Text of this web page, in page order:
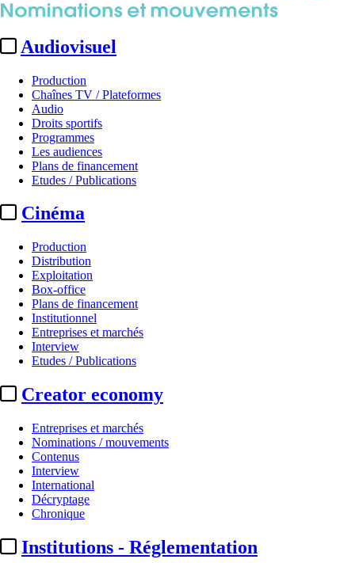
Audiovisuel
Production
Chaînes TV / Plateformes
Audio
Droits sportifs
Programmes
Les audiences
Plans de financement
Etudes / Publications
Cinéma
Production
Distribution
Exploitation
Box-office
Plans de financement
Institutionnel
Entreprises et marchés
Interview
Etudes / Publications
Creator economy
Entreprises et marchés
Nominations / mouvements
Contenus
Interview
International
Décryptage
Chronique
Institutions - Réglementation